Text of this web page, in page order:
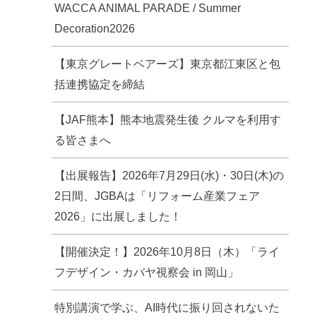
WACCA ANIMAL PARADE / Summer
Decoration2026
【東京グレートベアーズ】東京都江東区と包
括連携協定を締結
【JAF熊本】熊本地震発生後 クルマを利用す
る皆さまへ
【出展報告】2026年7月29日(水)・30日(木)の
2日間、JGBAは「リフォーム産業フェア
2026」に出展しました！
【開催決定！】2026年10月8日（木）「ライ
フデザイン・カバヤ視察会 in 岡山」
特別講演で学ぶ、AI時代に振り回されないた